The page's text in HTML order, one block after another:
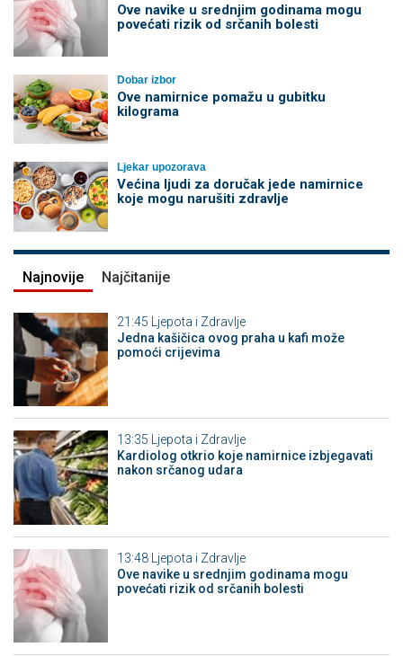
Ove navike u srednjim godinama mogu
povećati rizik od srčanih bolesti
Dobar izbor
Ove namirnice pomažu u gubitku
kilograma
Ljekar upozorava
Većina ljudi za doručak jede namirnice
koje mogu narušiti zdravlje
Najnovije Najčitanije
21:45 Ljepota i Zdravlje
Jedna kašičica ovog praha u kafi može
pomoći crijevima
13:35
Ljepota i Zdravlje
Kardiolog otkrio koje namirnice izbjegavati
nakon srčanog udara
13:48 Ljepota i Zdravlje
Ove navike u srednjim godinama mogu
povećati rizik od srčanih bolesti